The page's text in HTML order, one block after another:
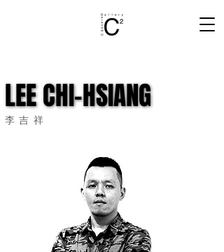
LEE CHI-HSIANG
LEE CHI-HSIANG
李吉祥